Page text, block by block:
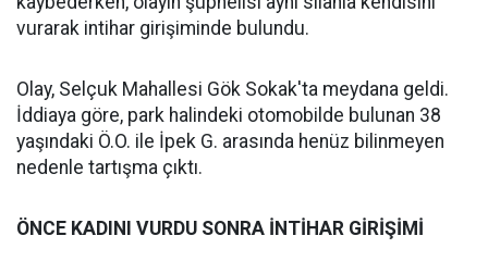
vurarak intihar girişiminde bulundu.
Olay, Selçuk Mahallesi Gök Sokak'ta meydana geldi.
İddiaya göre, park halindeki otomobilde bulunan 38
yaşındaki Ö.O. ile İpek G. arasında henüz bilinmeyen
nedenle tartışma çıktı.
ÖNCE KADINI VURDU SONRA İNTİHAR GİRİŞİMİ